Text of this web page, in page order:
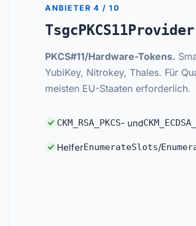
ANBIETER 4 / 10
TsgcPKCS11Provider
PKCS#11/Hardware-Tokens.
YubiKey, Nitrokey, Thales. Für
meisten EU-Staaten erforderlich.
CKM_RSA_PKCS- und
HelferEnumerateSlots/